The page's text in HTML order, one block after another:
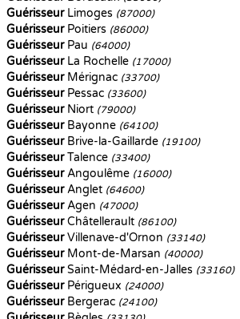
GuérisseurLimoges (87000)
GuérisseurPoitiers (86000)
GuérisseurPau (64000)
GuérisseurLa Rochelle (17000)
GuérisseurMérignac (33700)
GuérisseurPessac (33600)
GuérisseurNiort (79000)
GuérisseurBayonne (64100)
GuérisseurBrive-la-Gaillarde (19100)
GuérisseurTalence (33400)
GuérisseurAngoulême (16000)
GuérisseurAnglet (64600)
GuérisseurAgen (47000)
GuérisseurChâtellerault (86100)
GuérisseurVillenave-d'Ornon (33140)
GuérisseurMont-de-Marsan (40000)
GuérisseurSaint-Médard-en-Jalles (33160)
GuérisseurPérigueux (24000)
GuérisseurBergerac (24100)